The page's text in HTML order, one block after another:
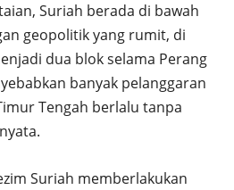
Suriah berada di bawah
geopolitik yang rumit, di
dua blok selama Perang
banyak pelanggaran
Tengah berlalu tanpa
Suriah memberlakukan